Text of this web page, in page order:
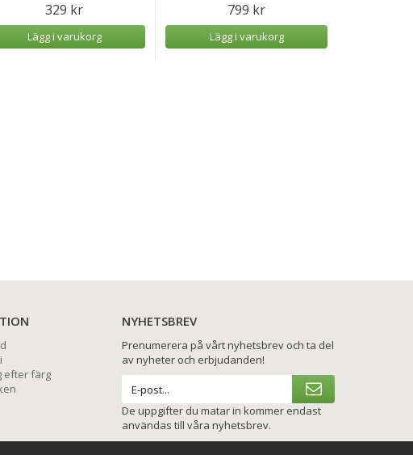
329 kr
Lägg i varukorg
799 kr
Lägg i varukorg
efter färg
NYHETSBREV
Prenumerera på vårt nyhetsbrev och ta del
av nyheter och erbjudanden!
De uppgifter du matar in kommer endast
användas till våra nyhetsbrev.